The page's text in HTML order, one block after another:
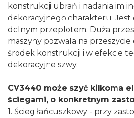
konstrukcji ubrań i nadania im
dekoracyjnego charakteru. Jest
dolnym przeplotem. Duża
maszyny pozwala na przeszycie
środek konstrukcji i w efekcie
dekoracyjne szwy.
CV3440 może szyć kilkoma
ściegami, o konkretnym
1. Ścieg łańcuszkowy - przy